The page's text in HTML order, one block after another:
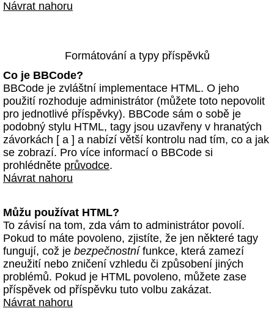
Návrat nahoru
Formátování a typy příspěvků
Co je BBCode?
BBCode je zvláštní implementace HTML. O jeho
použití rozhoduje administrátor (můžete toto nepovolit
pro jednotlivé příspěvky). BBCode sám o sobě je
podobný stylu HTML, tagy jsou uzavřeny v hranatých
závorkách [ a ] a nabízí větší kontrolu nad tím, co a jak
se zobrazí. Pro více informací o BBCode si
prohlédněte průvodce.
Návrat nahoru
Můžu používat HTML?
To závisí na tom, zda vám to administrátor povolí.
Pokud to máte povoleno, zjistíte, že jen některé tagy
fungují, což je bezpečnostnífunkce, která zamezí
zneužití nebo zničení vzhledu či způsobení jiných
problémů. Pokud je HTML povoleno, můžete zase
příspěvek od příspěvku tuto volbu zakázat.
Návrat nahoru